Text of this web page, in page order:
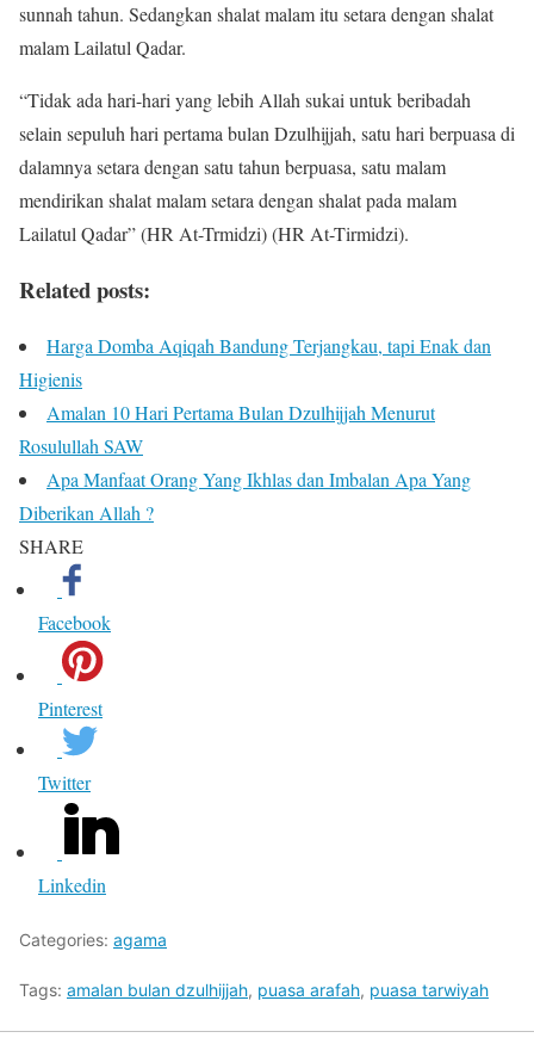
sunnah tahun. Sedangkan shalat malam itu setara dengan shalat
malam Lailatul Qadar.
“Tidak ada hari-hari yang lebih Allah sukai untuk beribadah
selain sepuluh hari pertama bulan Dzulhijjah, satu hari berpuasa di
dalamnya setara dengan satu tahun berpuasa, satu malam
mendirikan shalat malam setara dengan shalat pada malam
Lailatul Qadar” (HR At-Trmidzi) (HR At-Tirmidzi).
Related posts:
Harga Domba Aqiqah Bandung Terjangkau, tapi Enak dan
Higienis
Amalan 10 Hari Pertama Bulan Dzulhijjah Menurut
Rosulullah SAW
Apa Manfaat Orang Yang Ikhlas dan Imbalan Apa Yang
Diberikan Allah ?
SHARE
Facebook
Pinterest
Twitter
Linkedin
Categories: agama
Tags: amalan bulan dzulhijjah, puasa arafah, puasa tarwiyah